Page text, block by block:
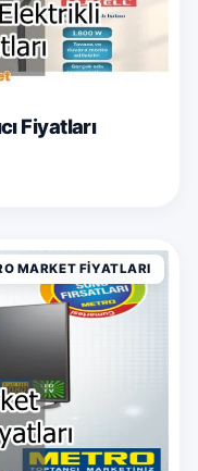
Fiyatları
MARKET FIYATLARI